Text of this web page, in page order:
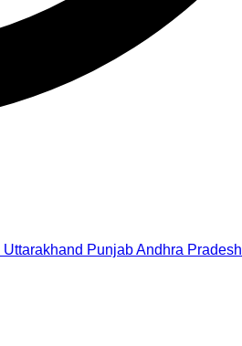
Uttarakhand PunjabAndhra Pradesh